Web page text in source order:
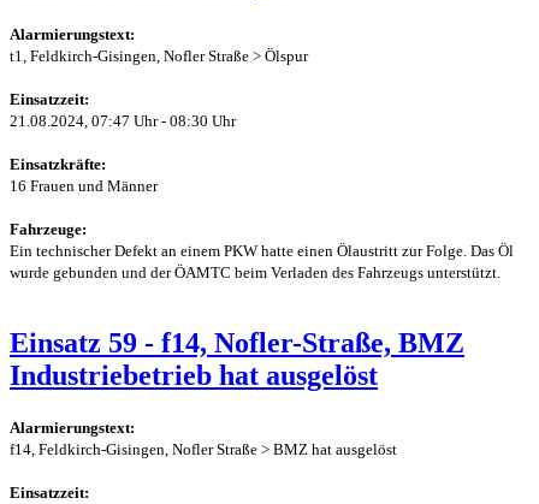
Alarmierungstext:
t1, Feldkirch-Gisingen, Nofler Straße > Ölspur
Einsatzzeit:
21.08.2024, 07:47 Uhr - 08:30 Uhr
Einsatzkräfte:
16 Frauen und Männer
Fahrzeuge:
Ein technischer Defekt an einem PKW hatte einen Ölaustritt zur Folge. Das Öl
wurde gebunden und der ÖAMTC beim Verladen des Fahrzeugs unterstützt.
Einsatz 59 - f14, Nofler-Straße, BMZ
Industriebetrieb hat ausgelöst
Alarmierungstext:
f14, Feldkirch-Gisingen, Nofler Straße > BMZ hat ausgelöst
Einsatzzeit: